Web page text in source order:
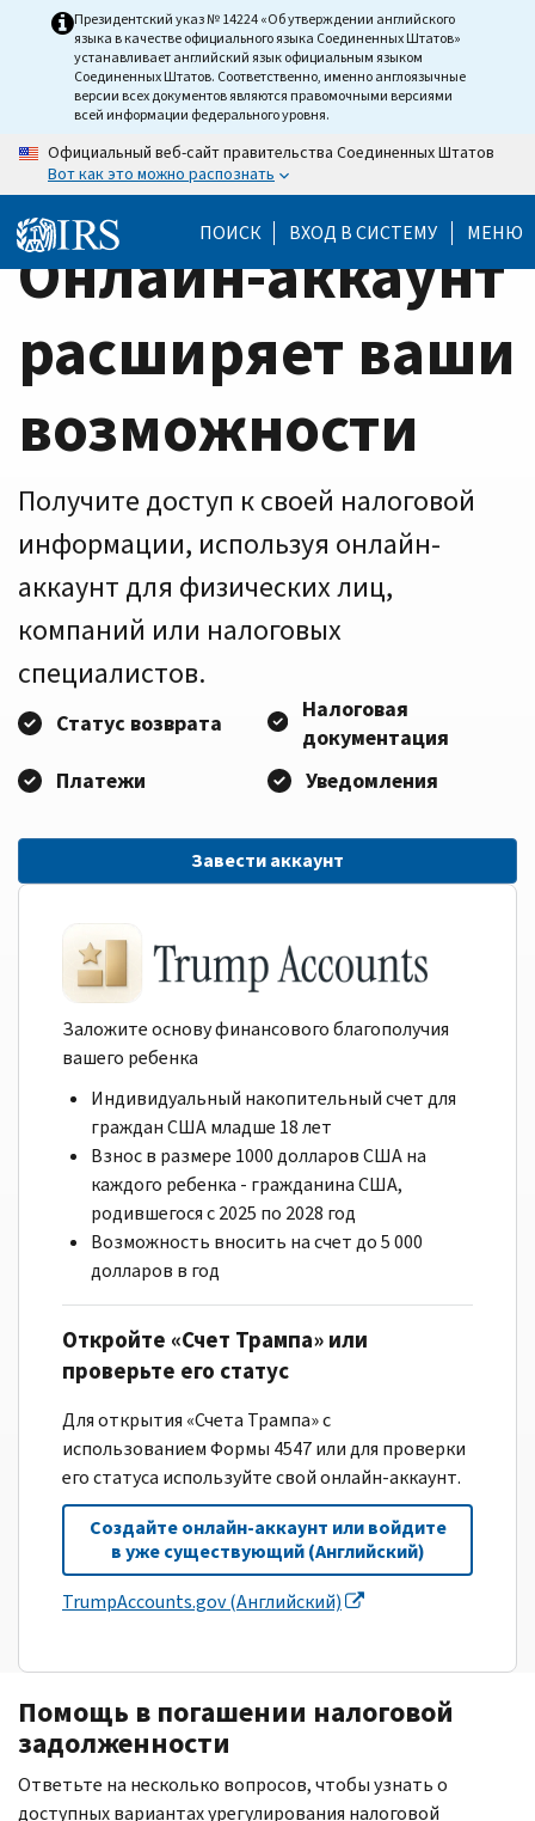
HomeПрезидентский указ № 14224 «Об утверждении английского
языка в качестве официального языка Соединенных Штатов»
устанавливает английский язык официальным языком
Соединенных Штатов. Соответственно, именно англоязычные
версии всех документов являются правомочными версиями
всей информации федерального уровня.
Официальный веб-сайт правительства Соединенных Штатов
Вот как это можно распознать
ПОИСК ВХОД В СИСТЕМУ МЕНЮ
Онлайн-аккаунт
расширяет ваши
возможности
Получите доступ к своей налоговой
информации, используя онлайн-
аккаунт для физических лиц,
компаний или налоговых
специалистов.
Статус возврата
Налоговая
документация
Платежи
Уведомления
Завести аккаунт
Заложите основу финансового благополучия
вашего ребенка
Индивидуальный накопительный счет для
граждан США младше 18 лет
Взнос в размере 1000 долларов США на
каждого ребенка - гражданина США,
родившегося с 2025 по 2028 год
Возможность вносить на счет до 5 000
долларов в год
Откройте «Счет Трампа» или
проверьте его статус
Для открытия «Счета Трампа» с
использованием Формы 4547 или для проверки
его статуса используйте свой онлайн-аккаунт.
Создайте онлайн-аккаунт или войдите
в уже существующий (Английский)
TrumpAccounts.gov (Английский)
Помощь в погашении налоговой
задолженности
Ответьте на несколько вопросов, чтобы узнать о
доступных вариантах урегулирования налоговой